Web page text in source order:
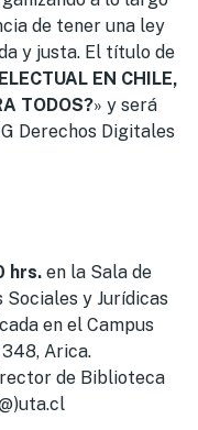
de tener una ley
y justa. El título de
EN CHILE,
TODOS?» y será
Derechos Digitales
hrs. en la Sala de
Sociales y Jurídicas
en el Campus
Arica.
de Biblioteca